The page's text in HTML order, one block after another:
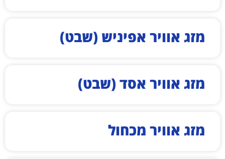
מזג אוויר אפיניש (שבט)
מזג אוויר אסד (שבט)
מזג אוויר מכחול